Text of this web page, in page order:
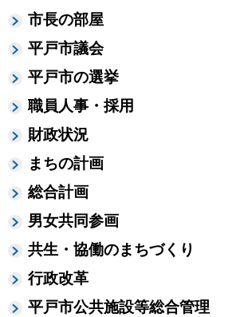
市長の部屋
平戸市議会
平戸市の選挙
職員人事・採用
財政状況
まちの計画
総合計画
男女共同参画
共生・協働のまちづくり
行政改革
平戸市公共施設等総合管理